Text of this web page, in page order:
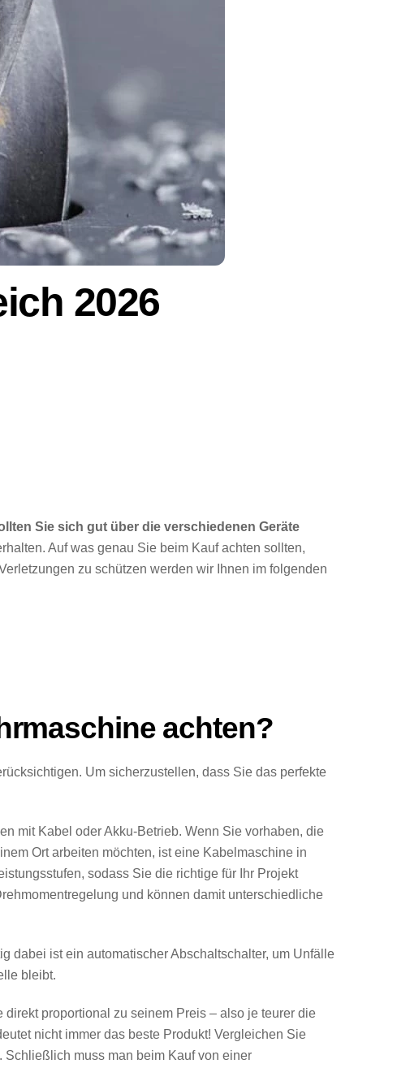
2026
Sie sich gut über die verschiedenen Geräte
Auf was genau Sie beim Kauf achten sollten,
zu schützen werden wir Ihnen im folgenden
achten?
Um sicherzustellen, dass Sie das perfekte
mit Kabel oder Akku-Betrieb. Wenn Sie vorhaben, die
Ort arbeiten möchten, ist eine Kabelmaschine in
sodass Sie die richtige für Ihr Projekt
und können damit unterschiedliche
dabei ist ein automatischer Abschaltschalter, um Unfälle
bleibt.
proportional zu seinem Preis – also je teurer die
nicht immer das beste Produkt! Vergleichen Sie
muss man beim Kauf von einer